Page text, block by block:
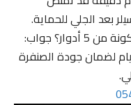
بعد الجلي للحماية.
سؤال: كم يستغرق جلي سلم عمارة مكونة من 5 أدوار؟ جواب:
لضمان جودة الصنفرة